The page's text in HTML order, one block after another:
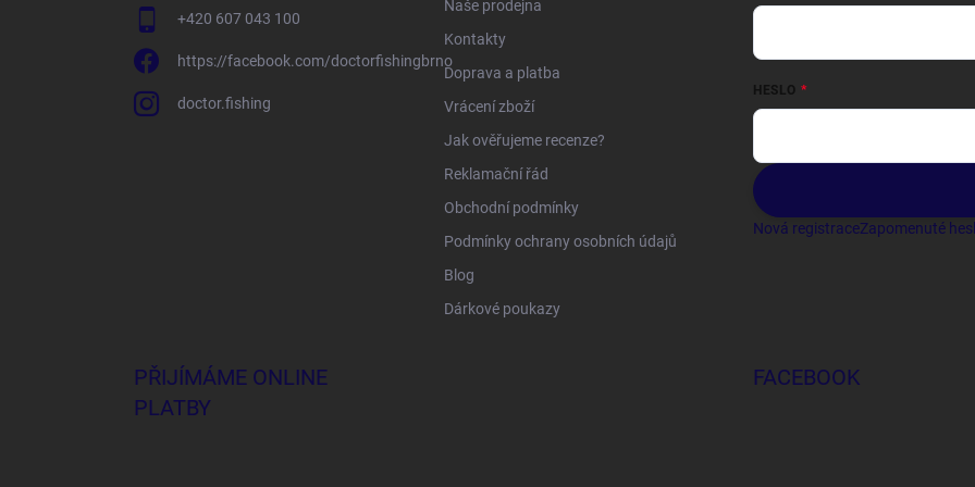
+420 607 043 100
https://facebook.com/doctorfishingbrno
doctor.fishing
Naše prodejna
Kontakty
Doprava a platba
Vrácení zboží
Jak ověřujeme recenze?
Reklamační řád
Obchodní podmínky
Podmínky ochrany osobních údajů
Blog
Dárkové poukazy
HESLO
Nová registraceZapomenuté
PŘIJÍMÁME ONLINE
PLATBY
FACEBOOK